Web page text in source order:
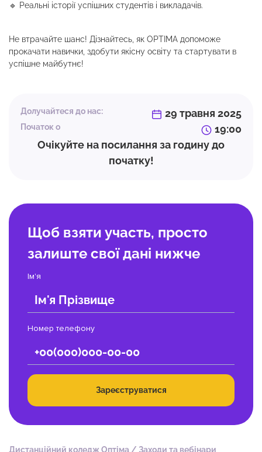
🔹 Реальні історії успішних студентів і викладачів.
Не втрачайте шанс! Дізнайтесь, як OPTIMA допоможе
прокачати навички, здобути якісну освіту та стартувати в
успішне майбутнє!
Долучайтеся до нас: 29 травня 2025
Початок о
19:00
Очікуйте на посилання за годину до
початку!
Щоб взяти участь, просто
залиште свої дані нижче
Ім'я
Номер телефону
Зареєструватися
Дистанційний коледж Оптіма / Заходи та вебінари